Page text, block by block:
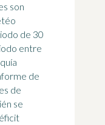
son
de 30
entre
de
de
se